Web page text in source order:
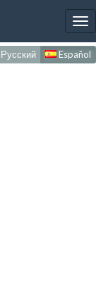
Русский Español